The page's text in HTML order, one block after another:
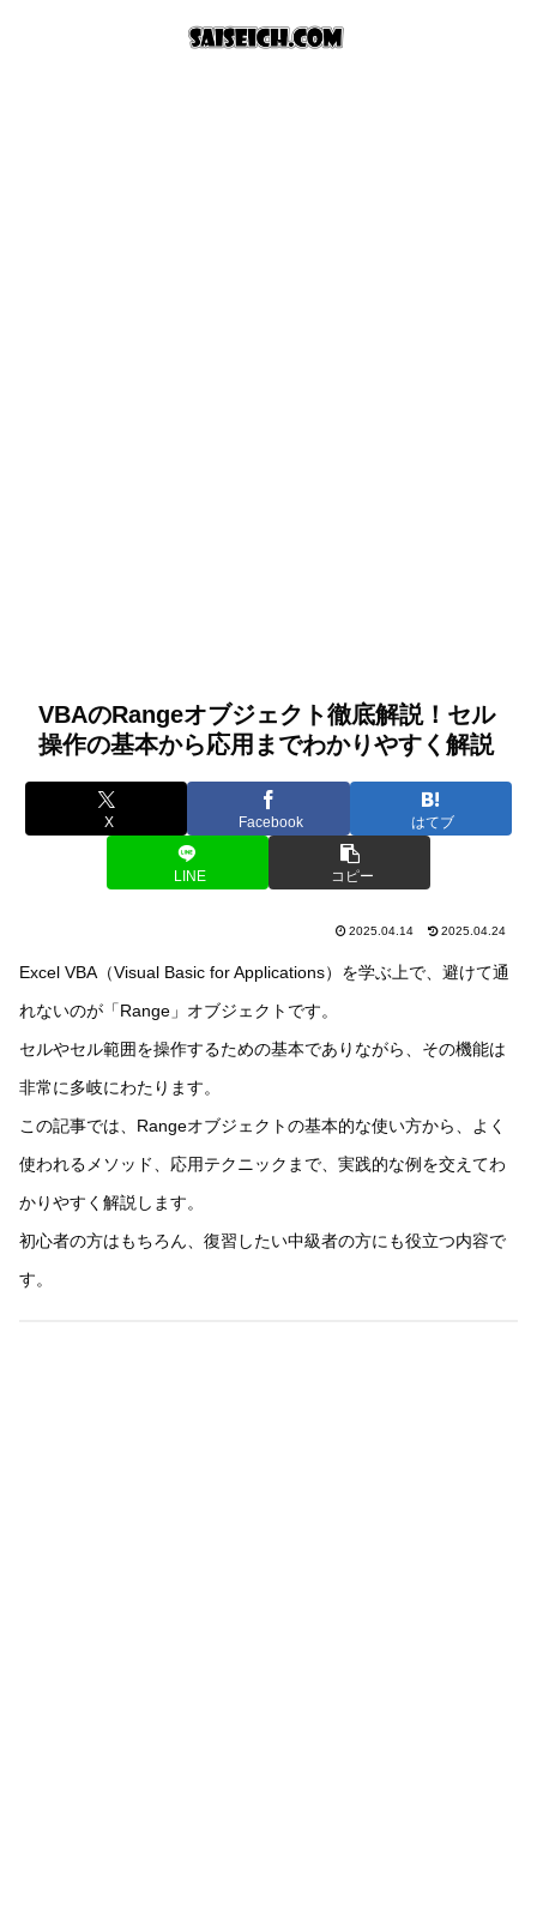
VBAのRangeオブジェクト徹底解説！セル
操作の基本から応用までわかりやすく解説
X Facebook はてブ
LINE コピー
2025.04.14 2025.04.24
Excel VBA（Visual Basic for Applications）を学ぶ上で、避けて通
れないのが「Range」オブジェクトです。
セルやセル範囲を操作するための基本でありながら、その機能は
非常に多岐にわたります。
この記事では、Rangeオブジェクトの基本的な使い方から、よく
使われるメソッド、応用テクニックまで、実践的な例を交えてわ
かりやすく解説します。
初心者の方はもちろん、復習したい中級者の方にも役立つ内容で
す。